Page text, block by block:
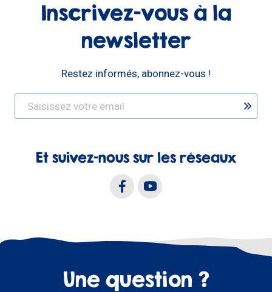
Inscrivez-vous à la
newsletter
Restez informés, abonnez-vous !
Et suivez-nous sur les réseaux
Une question ?